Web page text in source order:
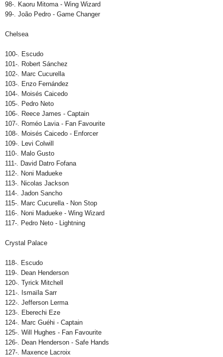
98-. Kaoru Mitoma - Wing Wizard
99-. João Pedro - Game Changer
Chelsea
100-. Escudo
101-. Robert Sánchez
102-. Marc Cucurella
103-. Enzo Fernández
104-. Moisés Caicedo
105-. Pedro Neto
106-. Reece James - Captain
107-. Roméo Lavia - Fan Favourite
108-. Moisés Caicedo - Enforcer
109-. Levi Colwill
110-. Malo Gusto
111-. David Datro Fofana
112-. Noni Madueke
113-. Nicolas Jackson
114-. Jadon Sancho
115-. Marc Cucurella - Non Stop
116-. Noni Madueke - Wing Wizard
117-. Pedro Neto - Lightning
Crystal Palace
118-. Escudo
119-. Dean Henderson
120-. Tyrick Mitchell
121-. Ismaïla Sarr
122-. Jefferson Lerma
123-. Eberechi Eze
124-. Marc Guéhi - Captain
125-. Will Hughes - Fan Favourite
126-. Dean Henderson - Safe Hands
127-. Maxence Lacroix